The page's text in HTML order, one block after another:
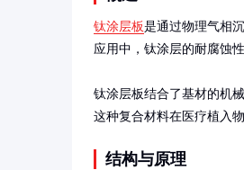
钛涂层板是通过物理气相
应用中，钛涂层的耐腐蚀
钛涂层板结合了基材的机
这种复合材料在医疗植入
结构与原理